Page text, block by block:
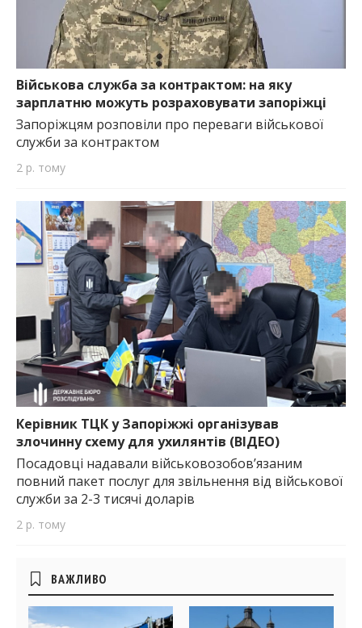
Військова служба за контрактом: на яку
зарплатню можуть розраховувати запоріжці
Запоріжцям розповіли про переваги військової
служби за контрактом
2 р. тому
Керівник ТЦК у Запоріжжі організував
злочинну схему для ухилянтів (ВІДЕО)
Посадовці надавали військовозобов’язаним
повний пакет послуг для звільнення від військової
служби за 2-3 тисячі доларів
2 р. тому
Бічні
віджети
ВАЖЛИВО